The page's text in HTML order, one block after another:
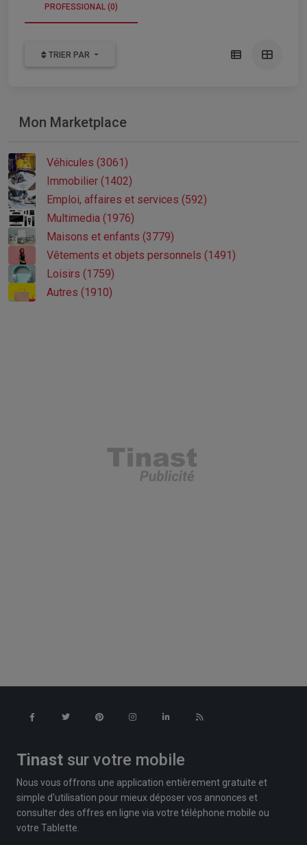
PROFESSIONAL (0)
TRIER PAR
Mon Marketplace
Véhicules (3061)
Immobilier (1402)
Emploi, affaires et services (592)
Multimedia (1976)
Maisons et enfants (3779)
Vêtements et objets personnels (1491)
Loisirs (1759)
Autres (1910)
Tinast sur votre mobile
Nous vous offrons une application entièrement gratuite et
simple d'utilisation pour mieux déposer vos annonces et
consulter des offres en ligne via votre téléphone mobile ou
votre Tablette.